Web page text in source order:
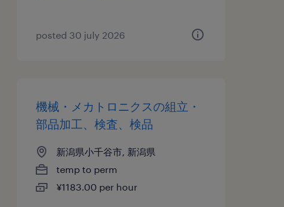
posted 30 july 2026
機械・メカトロニクスの組立・
部品加工、検査、検品
新潟県小千谷市, 新潟県
temp to perm
¥1183.00 per hour